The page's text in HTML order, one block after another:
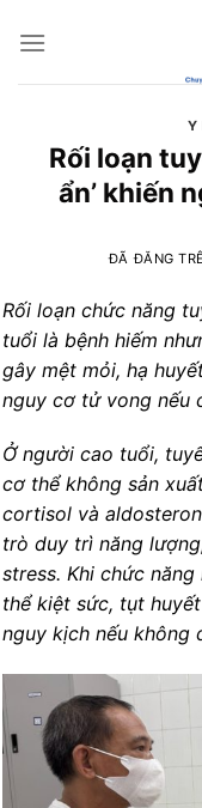
đến
Y
Rối loạn
ẩn’ khiến
ĐÃ ĐĂNG
Rối loạn chức năng
tuổi là bệnh hiếm
gây mệt mỏi, hạ
nguy cơ tử vong nếu
Ở người cao tuổi,
cơ thể không sản
cortisol và
trò duy trì năng
stress. Khi chức
thể kiệt sức, tụt
nguy kịch nếu không